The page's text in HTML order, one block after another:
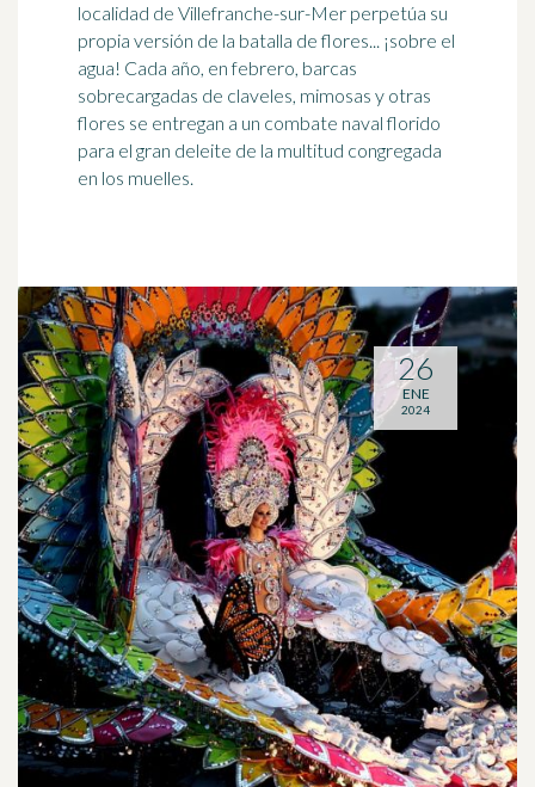
localidad de Villefranche-sur-Mer perpetúa su
propia versión de la batalla de flores... ¡sobre el
agua! Cada año, en febrero, barcas
sobrecargadas de claveles, mimosas y otras
flores se entregan a un combate naval florido
para el gran deleite de la multitud congregada
en los muelles.
26
ENE
2024